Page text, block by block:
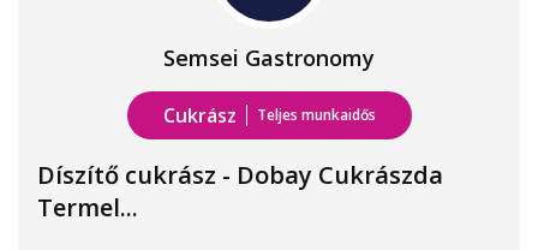
Semsei Gastronomy
Cukrász Teljes munkaidős
Díszítő cukrász - Dobay Cukrászda
Termel...